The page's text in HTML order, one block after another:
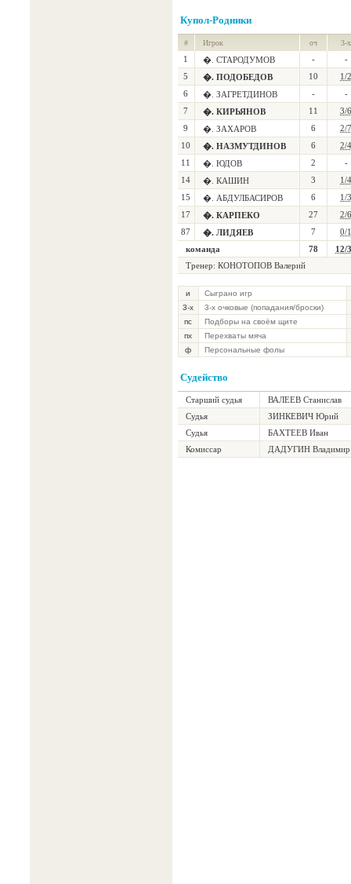
Купол-Родники
# Игрок оч 3-х
1 �. СТАРОДУМОВ -
-
5
�. ПОДОБЕДОВ 10
1/2
6
�. ЗАГРЕТДИНОВ -
-
7
�. КИРЬЯНОВ 11
3/6
9
�. ЗАХАРОВ 6
2/7
10
�. НАЗМУТДИНОВ 6
2/4
11
�. ЮДОВ 2
-
14
�. КАШИН 3
1/4
15
�. АБДУЛБАСИРОВ 6
1/3
17
�. КАРПЕКО 27
2/6
87
�. ЛИДЯЕВ 7
0/1
команда
78
12/
Тренер: КОНОТОПОВ Валерий
и
Сыграно игр
3-х
3-х очковые (попадания/броски)
пс
Подборы на своём щите
пх
Перехваты мяча
ф
Персональные фолы
Судейство
Старший судья
ВАЛЕЕВ Станислав
Судья
ЗИНКЕВИЧ Юрий
Судья
БАХТЕЕВ Иван
Комиссар
ДАДУГИН Владимир